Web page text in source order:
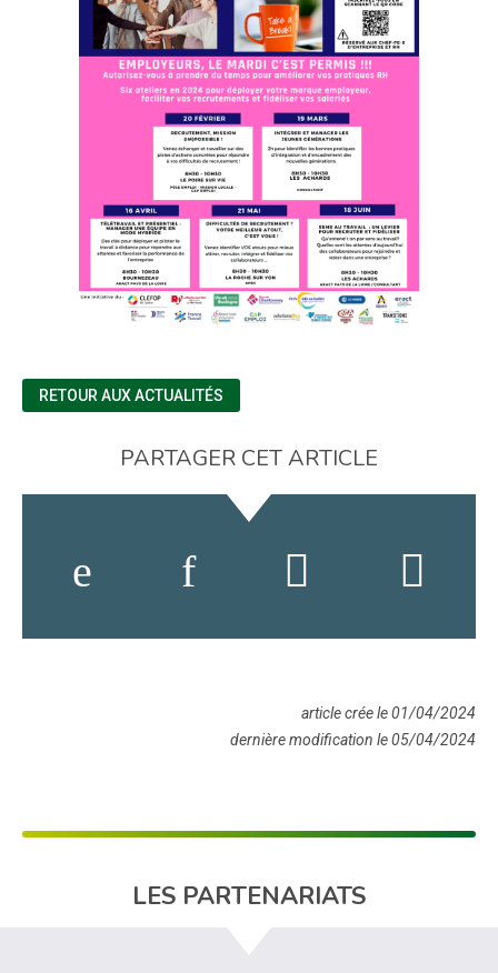
RETOUR AUX ACTUALITÉS
PARTAGER CET ARTICLE
article crée le 01/04/2024
dernière modification le 05/04/2024
LES PARTENARIATS